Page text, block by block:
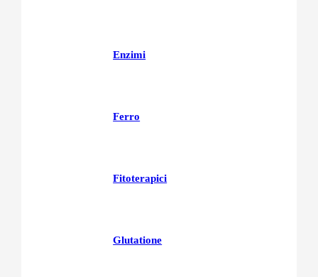
Enzimi
Ferro
Fitoterapici
Glutatione